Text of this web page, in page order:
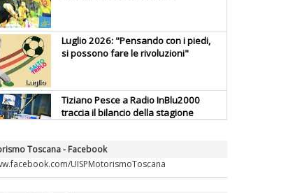
Luglio 2026: "Pensando con i piedi,
si possono fare le rivoluzioni"
Tiziano Pesce a Radio InBlu2000
traccia il bilancio della stagione
Ddl Lobby, Uisp: “Il Parlamento
Toscana - Facebook
UISPMotorismoToscana